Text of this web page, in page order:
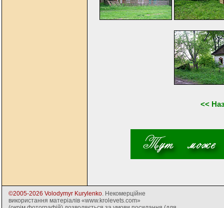
<<
©2005-2026 Volodymyr Kurylenko . Некомерційне
використання матеріалів «www.krolevets.com»